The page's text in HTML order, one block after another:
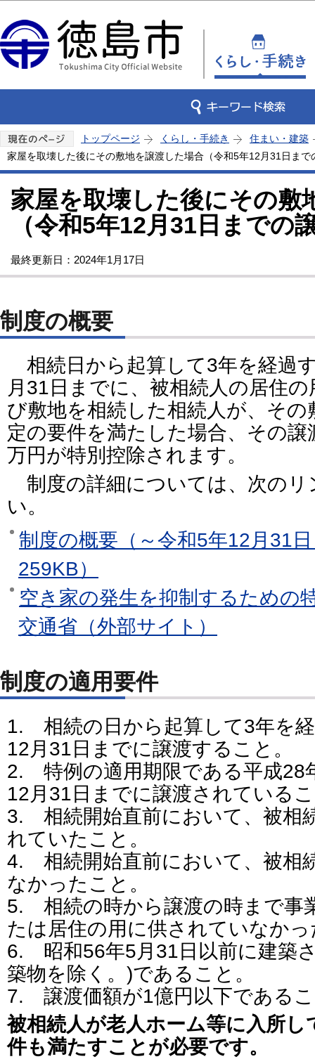
トップページ くらし・手続き
住まい・建築
家屋を取壊した後にその敷地を譲渡した場合（令和5年12月31日まで
家屋を取壊した後にその敷
（令和5年12月31日までの
最終更新日：2024年1月17日
制度の概要
相続日から起算して3年を経過
月31日までに、被相続人の居住
び敷地を相続した相続人が、そ
定の要件を満たした場合、その
万円が特別控除されます。
制度の詳細については、次のリ
い。
制度の概要（～令和5年12月31
259KB）
空き家の発生を抑制するための
交通省（外部サイト）
制度の適用要件
1. 相続の日から起算して3年を
12月31日までに譲渡すること。
2. 特例の適用期限である平成28
12月31日までに譲渡されている
3. 相続開始直前において、被相
れていたこと。
4. 相続開始直前において、被相
なかったこと。
5. 相続の時から譲渡の時まで事
たは居住の用に供されていなか
6. 昭和56年5月31日以前に建築
築物を除く。)であること。
7. 譲渡価額が1億円以下である
被相続人が老人ホーム等に入所
件も満たすことが必要です。